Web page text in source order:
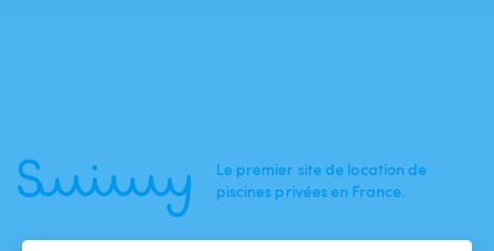
Le premier site de location de
piscines privées en France.